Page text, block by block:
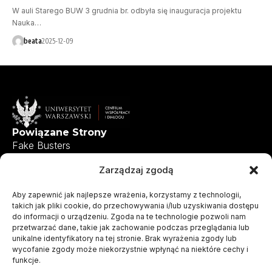
Zarządzaj zgodą
Aby zapewnić jak najlepsze wrażenia, korzystamy z technologii,
takich jak pliki cookie, do przechowywania i/lub uzyskiwania dostępu
do informacji o urządzeniu. Zgoda na te technologie pozwoli nam
przetwarzać dane, takie jak zachowanie podczas przeglądania lub
unikalne identyfikatory na tej stronie. Brak wyrażenia zgody lub
wycofanie zgody może niekorzystnie wpłynąć na niektóre cechy i
funkcje.
W auli Starego BUW 3 grudnia br. odbyła się inauguracja projektu
Nauka…
beata2025-12-09
Powiązane Strony
Fake Busters
Centrum Współpracy i Dialogu
Uniwersytet Warszawski
Zapytania ofertowe